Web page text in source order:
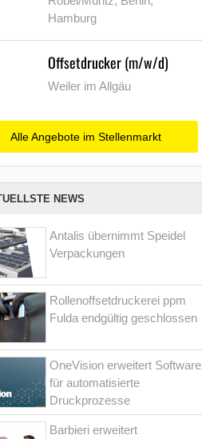
Hamburg
Offsetdrucker (m/w/d)
Weiler im Allgäu
Alle Angebote im Stellenmarkt
NEWS
Antalis übernimmt Speidel
Verpackungen
Rollenoffsetdruckerei ppm
Fulda endgültig geschlossen
OneVision erweitert Software
für automatisierte
Druckprozesse
Barbieri erweitert